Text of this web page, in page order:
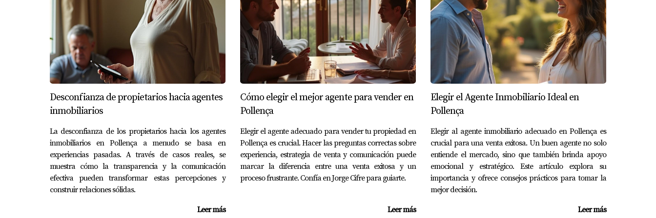
Evitar malas experiencias con agentes inmobiliarios en Pollença es completamente posible si estás bien informado y preparado. La clave está en hacer
tu tarea: investiga, pregunta y asegúrate de elegir a alguien con quien te sientas cómodo comunicándote. Recuerda que tu bienestar durante todo el
proceso es lo más importante; no dudes en cambiar de dirección si sientes que algo no está funcionando como debería. Si estás listo para dar el
siguiente paso en tu viaje inmobiliario en Pollença o simplemente quieres más información sobre cómo elegir al mejor agente para ti, ¡no dudes en
contactar a Jorge Cifre! Él está aquí para ayudarte a navegar este emocionante camino hacia tu nueva propiedad.
¡Contáctanos hoy mismo!
Si tienes preguntas o necesitas asesoramiento personalizado sobre el mercado inmobiliario en Pollença, ¡Jorge Cifre está listo para ayudarte! No esperes
más; tu nueva casa te está esperando.
¿Listo para comenzar?
No importa si eres comprador o vendedor; contar con el apoyo adecuado puede hacer toda la diferencia. Comunícate con Jorge Cifre para obtener más
información sobre cómo puede ayudarte.
No te quedes atrás.
El mercado inmobiliario está siempre cambiando; asegúrate de estar al tanto de las últimas tendencias y oportunidades. Jorge Cifre puede ofrecerte
Desconfianza de propietarios hacia agentes
inmobiliarios
La desconfianza de los propietarios hacia los agentes
inmobiliarios en Pollença a menudo se basa en
experiencias pasadas. A través de casos reales, se
muestra cómo la transparencia y la comunicación
efectiva pueden transformar estas percepciones y
construir relaciones sólidas.
Leer más
Cómo elegir el mejor agente para vender en
Pollença
Elegir el agente adecuado para vender tu propiedad en
Pollença es crucial. Hacer las preguntas correctas sobre
experiencia, estrategia de venta y comunicación puede
marcar la diferencia entre una venta exitosa y un
proceso frustrante. Confía en Jorge Cifre para guiarte.
Leer más
Elegir el Agente Inmobiliario Ideal en
Pollença
Elegir al agente inmobiliario adecuado en Pollença es
crucial para una venta exitosa. Un buen agente no solo
entiende el mercado, sino que también brinda apoyo
emocional y estratégico. Este artículo explora su
importancia y ofrece consejos prácticos para tomar la
mejor decisión.
Leer más